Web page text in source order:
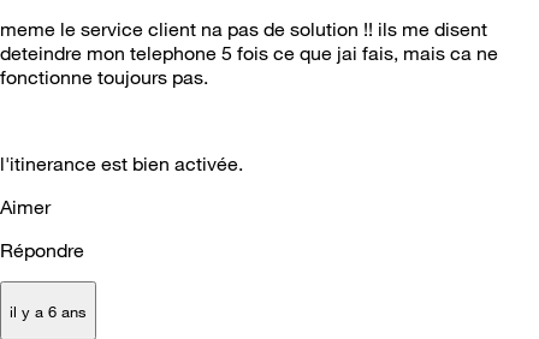
meme le service client na pas de solution !! ils me disent
deteindre mon telephone 5 fois ce que jai fais, mais ca ne
fonctionne toujours pas.
l'itinerance est bien activée.
Aimer
Répondre
il y a 6 ans